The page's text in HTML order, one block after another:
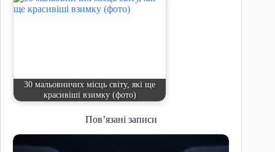
30 мальовничих місць світу, які ще
красивіші взимку (фото)
Пов’язані записи